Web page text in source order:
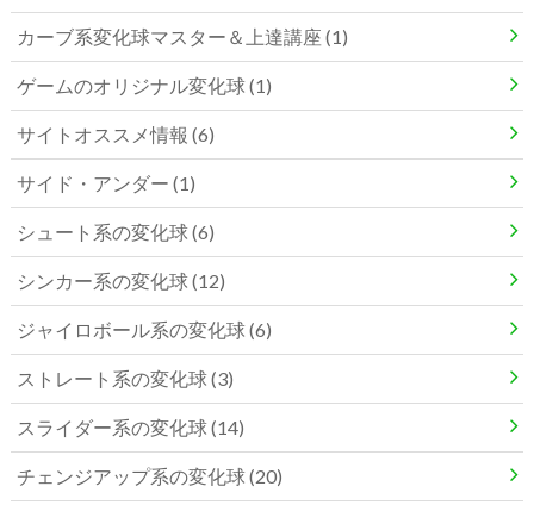
カーブ系変化球マスター＆上達講座 (1)
ゲームのオリジナル変化球 (1)
サイトオススメ情報 (6)
サイド・アンダー (1)
シュート系の変化球 (6)
シンカー系の変化球 (12)
ジャイロボール系の変化球 (6)
ストレート系の変化球 (3)
スライダー系の変化球 (14)
チェンジアップ系の変化球 (20)